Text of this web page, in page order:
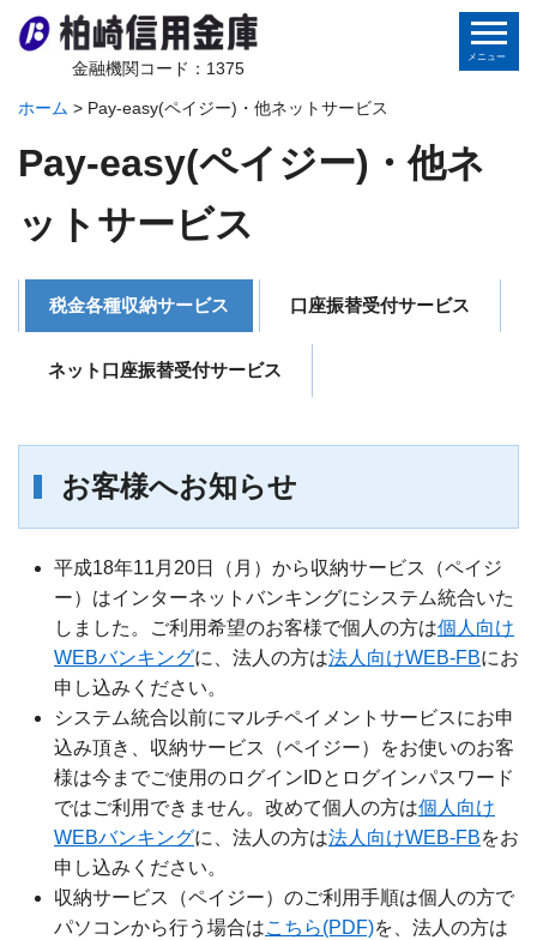
金融機関コード：1375
個人のお客さま
法人のお客さま
金庫から皆様へ
地域の皆様へ
ホーム > Pay-easy(ペイジー)・他ネットサービス
Pay-easy(ペイジー)・他ネ
ットサービス
税金各種収納サービス 口座振替受付サービス
ネット口座振替受付サービス
お客様へお知らせ
平成18年11月20日（月）から収納サービス（ペイジ
ー）はインターネットバンキングにシステム統合いた
しました。ご利用希望のお客様で個人の方は個人向け
WEBバンキングに、法人の方は法人向けWEB-FBにお
申し込みください。
システム統合以前にマルチペイメントサービスにお申
込み頂き、収納サービス（ペイジー）をお使いのお客
様は今までご使用のログインIDとログインパスワード
ではご利用できません。改めて個人の方は個人向け
WEBバンキングに、法人の方は法人向けWEB-FBをお
申し込みください。
収納サービス（ペイジー）のご利用手順は個人の方で
パソコンから行う場合はこちら(PDF)を、法人の方は